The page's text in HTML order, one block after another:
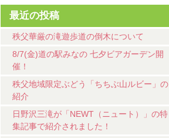
最近の投稿
秩父華厳の滝遊歩道の倒木について
8/7(金)道の駅みなの 七夕ビアガーデン開
催！
秩父地域限定ぶどう「ちちぶ山ルビー」の
紹介
日野沢三滝が「NEWT（ニュート）」の特
集記事で紹介されました！